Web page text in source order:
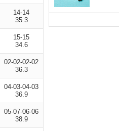
14-14
35.3
15-15
34.6
02-02-02-02
36.3
04-03-04-03
36.9
05-07-06-06
38.9